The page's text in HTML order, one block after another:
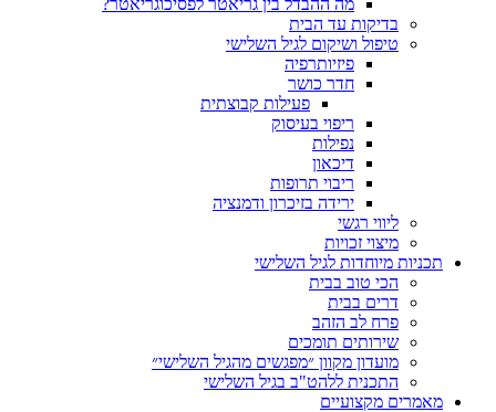
מה ההבדל בין גריאטר לפסיכוגריאטר?
בדיקות עד הבית
טיפול ושיקום לגיל השלישי
פיזיותרפיה
חדר כושר
פעילות קבוצתית
ריפוי בעיסוק
ריבוי תרופות
ירידה בזיכרון ודמנציה
מיצוי זכויות
מיוחדות לגיל השלישי
הכי טוב בבית
דרים בבית
פרח לב הזהב
שירותים תומכים
מועדון מקוון ״מפגשים מהגיל השלישי״
התכנית ללהט"ב בגיל השלישי
מקצועיים